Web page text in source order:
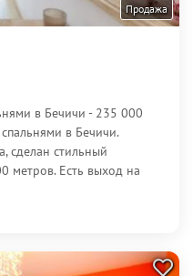
Продажа
в Бечичи - 235 000
в Бечичи.
сделан стильный
метров. Есть выход на